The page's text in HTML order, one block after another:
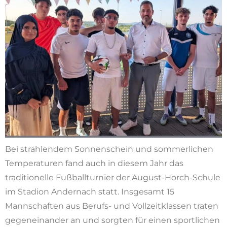
Bei strahlendem Sonnenschein und sommerlichen
Temperaturen fand auch in diesem Jahr das
traditionelle Fußballturnier der August-Horch-Schule
im Stadion Andernach statt. Insgesamt 15
Mannschaften aus Berufs- und Vollzeitklassen traten
gegeneinander an und sorgten für einen sportlichen